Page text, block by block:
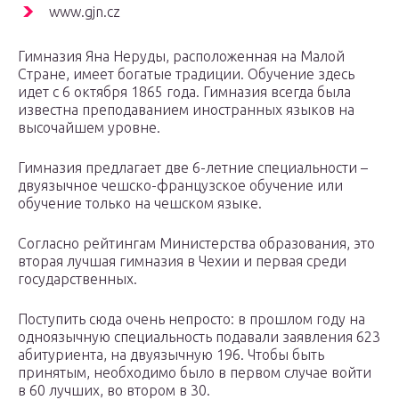
www.gjn.cz
Гимназия Яна Неруды, расположенная на Малой
Стране, имеет богатые традиции. Обучение здесь
идет с 6 октября 1865 года. Гимназия всегда была
известна преподаванием иностранных языков на
высочайшем уровне.
Гимназия предлагает две 6-летние специальности –
двуязычное чешско-французское обучение или
обучение только на чешском языке.
Согласно рейтингам Министерства образования, это
вторая лучшая гимназия в Чехии и первая среди
государственных.
Поступить сюда очень непросто: в прошлом году на
одноязычную специальность подавали заявления 623
абитуриента, на двуязычную 196. Чтобы быть
принятым, необходимо было в первом случае войти
в 60 лучших, во втором в 30.